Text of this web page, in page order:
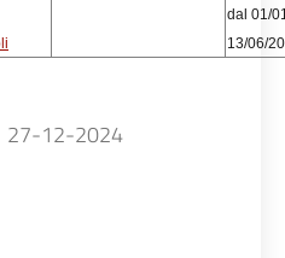
dal 01/
13/06/
27-12-2024